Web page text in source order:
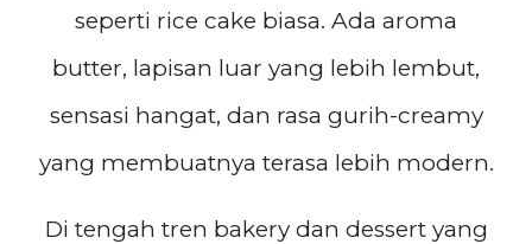
seperti rice cake biasa. Ada aroma
butter, lapisan luar yang lebih lembut,
sensasi hangat, dan rasa gurih-creamy
yang membuatnya terasa lebih modern.
Di tengah tren bakery dan dessert yang